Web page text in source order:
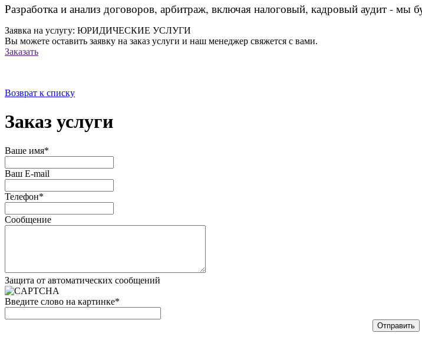
Разработка и анализ договоров, арбитраж, включая налоговый, кадровый аудит - мы
Заявка на услугу: ЮРИДИЧЕСКИЕ УСЛУГИ
Вы можете оставить заявку на заказ услуги и наш менеджер свяжется с вами.
Заказать
Возврат к списку
Заказ услуги
Ваше имя*
Ваш E-mail
Телефон*
Сообщение
Защита от автоматических сообщений
Введите слово на картинке*